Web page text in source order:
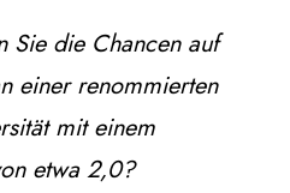
Sie die Chancen auf
einer renommierten
mit einem
etwa 2,0?